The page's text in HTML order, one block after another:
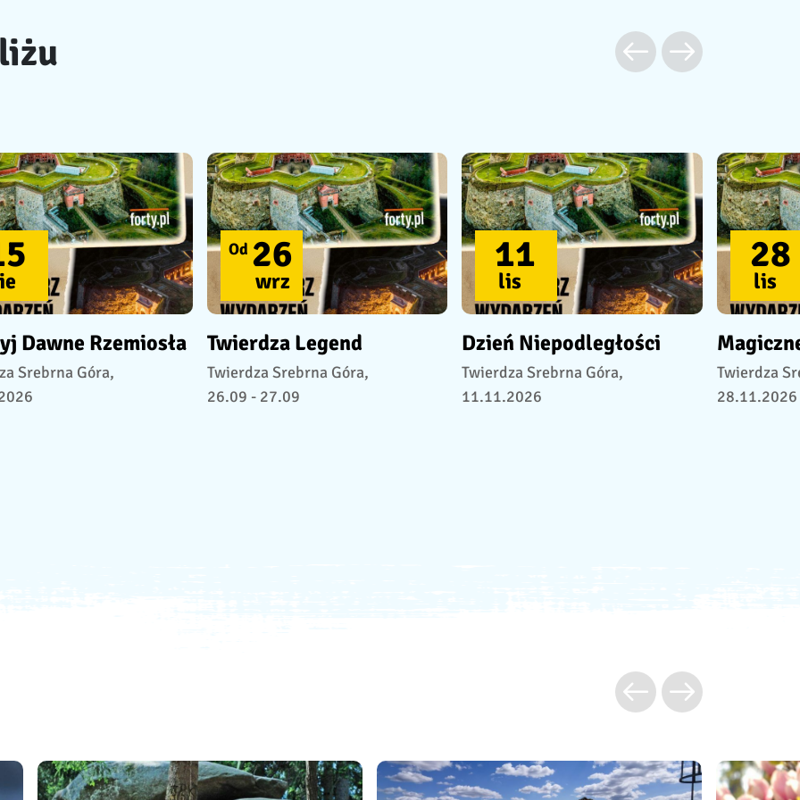
Dawne Rzemiosła
Srebrna Góra,
Od 26
wrz
Twierdza Legend
Twierdza Srebrna Góra,
26.09 - 27.09
11
lis
Dzień Niepodległości
Twierdza Srebrna Góra,
11.11.2026
28
lis
Twierdza
28.11.2026